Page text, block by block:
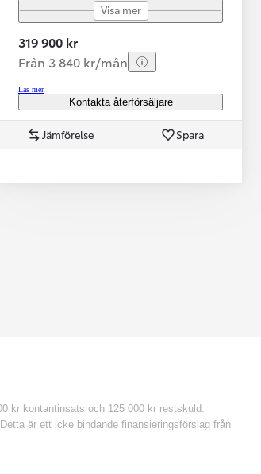
Visa mer
319 900 kr
Från 3 840 kr/mån
Läs mer
Kontakta återförsäljare
Jämförelse Spara
kr kontantinsats och 125 000 kr restskuld.
är ett icke bindande finansieringsförslag från